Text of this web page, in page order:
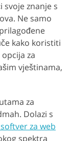
znanje s
Ne samo
kako koristiti
za
vještinama,
za
Dolazi s
za web
spektra